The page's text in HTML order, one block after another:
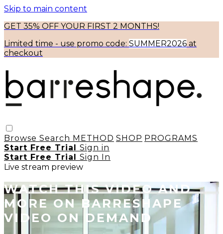
Skip to main content
GET 35% OFF YOUR FIRST 2 MONTHS!
Limited time - use promo code: SUMMER2026 at
checkout
Browse Search METHOD SHOP PROGRAMS
Start Free Trial Sign in
Start Free Trial Sign In
Live stream preview
WATCH THIS VIDEO AND
MORE ON BARRESHAPE
VIDEO ON DEMAND